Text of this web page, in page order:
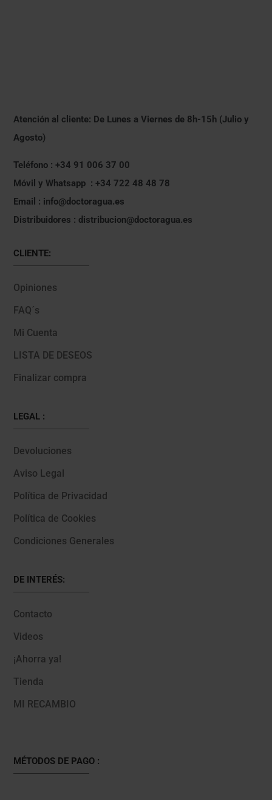
Atención al cliente: De Lunes a Viernes de 8h-15h (Julio y
Agosto)
Teléfono : +34 91 006 37 00
Móvil y Whatsapp : +34 722 48 48 78
Email : info@doctoragua.es
Distribuidores : distribucion@doctoragua.es
CLIENTE:
Opiniones
FAQ´s
Mi Cuenta
LISTA DE DESEOS
Finalizar compra
LEGAL :
Devoluciones
Aviso Legal
Política de Privacidad
Política de Cookies
Condiciones Generales
DE INTERÉS:
Contacto
Videos
¡Ahorra ya!
Tienda
MI RECAMBIO
MÉTODOS DE PAGO :